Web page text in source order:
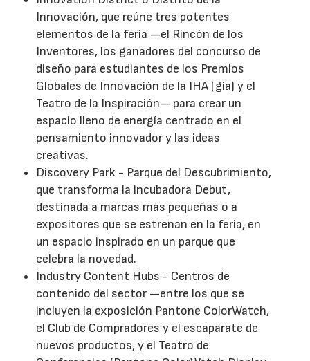
Innovación, que reúne tres potentes
elementos de la feria —el Rincón de los
Inventores, los ganadores del concurso de
diseño para estudiantes de los Premios
Globales de Innovación de la IHA (gia) y el
Teatro de la Inspiración— para crear un
espacio lleno de energía centrado en el
pensamiento innovador y las ideas
creativas.
Discovery Park - Parque del Descubrimiento,
que transforma la incubadora Debut,
destinada a marcas más pequeñas o a
expositores que se estrenan en la feria, en
un espacio inspirado en un parque que
celebra la novedad.
Industry Content Hubs - Centros de
contenido del sector —entre los que se
incluyen la exposición Pantone ColorWatch,
el Club de Compradores y el escaparate de
nuevos productos, y el Teatro de